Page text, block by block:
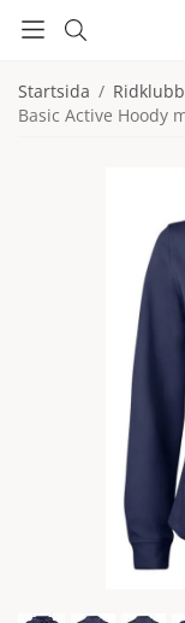
Startsida /
Basic Active Hoody